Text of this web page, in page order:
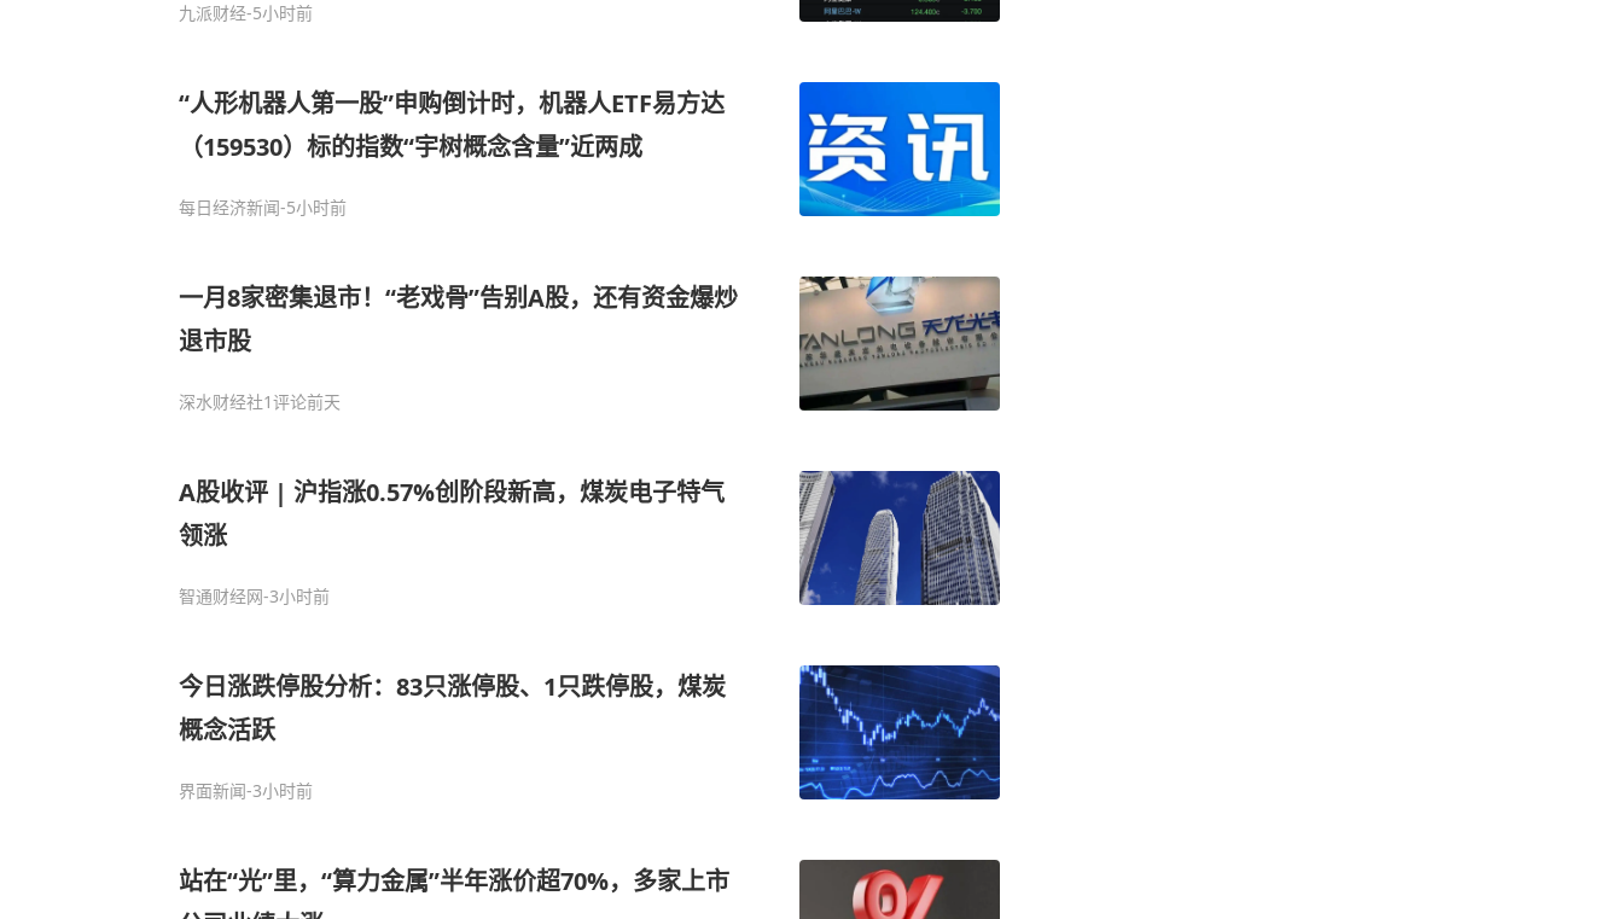
九派财经-5小时前
“人形机器人第一股”申购倒计时，机器人ETF易方达
（159530）标的指数“宇树概念含量”近两成
每日经济新闻-5小时前
一月8家密集退市！“老戏骨”告别A股，还有资金爆炒
退市股
深水财经社1评论前天
A股收评 | 沪指涨0.57%创阶段新高，煤炭电子特气
领涨
智通财经网-3小时前
今日涨跌停股分析：83只涨停股、1只跌停股，煤炭
概念活跃
界面新闻-3小时前
站在“光”里，“算力金属”半年涨价超70%，多家上市